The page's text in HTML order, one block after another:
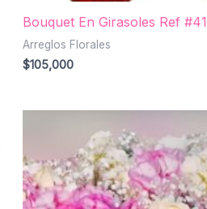
Bouquet En Girasoles Ref
Arreglos Florales
$105,000